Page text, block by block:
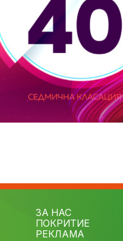
ЗА НАС
ПОКРИТИЕ
РЕКЛАМА